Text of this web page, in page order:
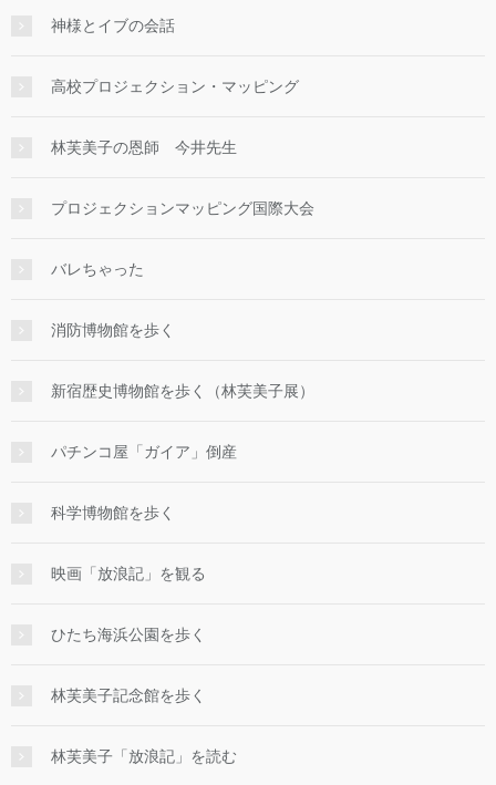
神様とイブの会話
高校プロジェクション・マッピング
林芙美子の恩師 今井先生
プロジェクションマッピング国際大会
バレちゃった
消防博物館を歩く
新宿歴史博物館を歩く（林芙美子展）
パチンコ屋「ガイア」倒産
科学博物館を歩く
映画「放浪記」を観る
ひたち海浜公園を歩く
林芙美子記念館を歩く
林芙美子「放浪記」を読む